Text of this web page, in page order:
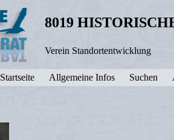
8019
Verein Standortentwicklung
Startseite Allgemeine Infos Suchen